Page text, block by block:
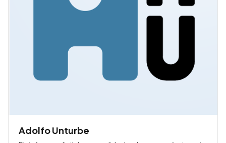
Adolfo Unturbe